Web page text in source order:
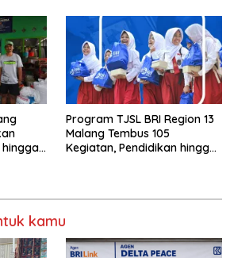
hingga
Program TJSL BRI Region 13
Malang Tembus 105
Kegiatan, Pendidikan hingga
kamu